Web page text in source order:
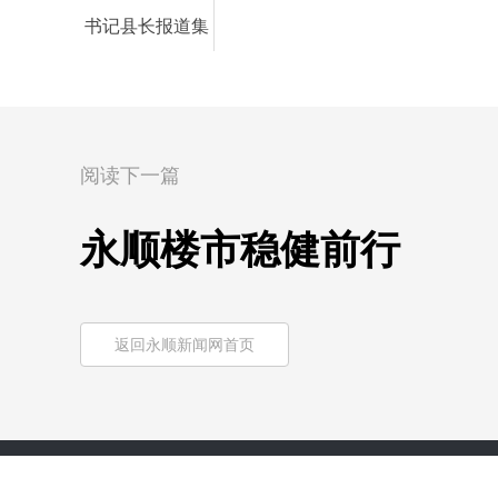
书记县长报道集
阅读下一篇
永顺楼市稳健前行
返回永顺新闻网首页